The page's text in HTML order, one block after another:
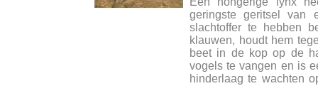
geringste geritsel van
slachtoffer te hebben
klauwen, houdt hem
beet in de kop op de
vogels te vangen en is
hinderlaag te wachten